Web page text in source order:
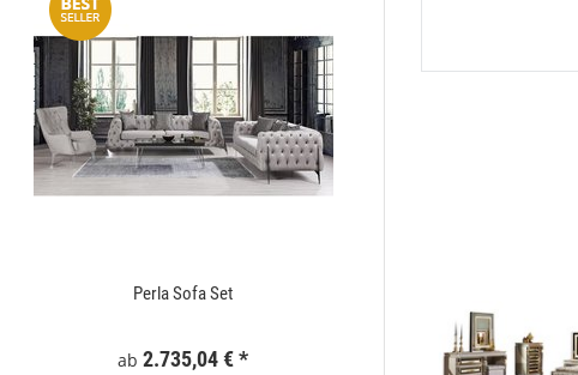
Perla Sofa Set
ab 2.735,04 €* 295,99 €